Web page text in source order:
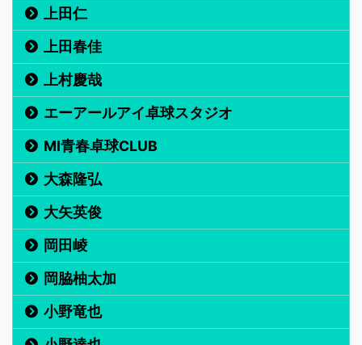
上田仁
上田春佳
上村慶哉
エーアールアイ卓球スタジオ
MI青春卓球CLUB
大森隆弘
大矢英俊
岡田崚
岡脇柚太加
小野竜也